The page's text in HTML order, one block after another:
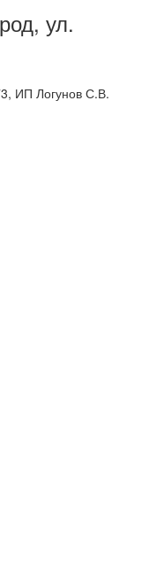
ул.
ИП Логунов С.В.